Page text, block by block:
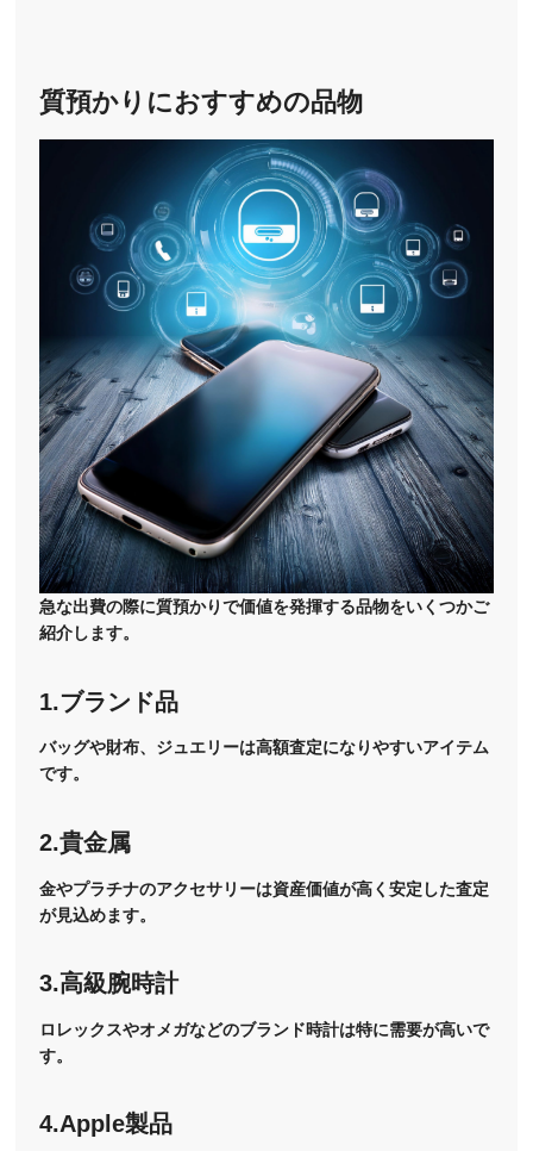
質預かりにおすすめの品物
急な出費の際に質預かりで価値を発揮する品物をいくつかご
紹介します。
1.ブランド品
バッグや財布、ジュエリーは高額査定になりやすいアイテム
です。
2.貴金属
金やプラチナのアクセサリーは資産価値が高く安定した査定
が見込めます。
3.高級腕時計
ロレックスやオメガなどのブランド時計は特に需要が高いで
す。
4.Apple製品